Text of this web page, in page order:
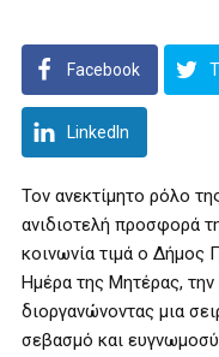
Facebook
LinkedIn
Τον ανεκτίμητο ρόλο
ανιδιοτελή προσφορά
κοινωνία τιμά ο Δήμος
Ημέρα της Μητέρας,
διοργανώνοντας μια
σεβασμό και